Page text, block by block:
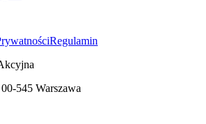
Regulamin
545 Warszawa